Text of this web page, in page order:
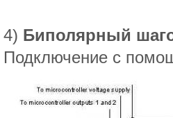
4) Биполярный
Подключение с